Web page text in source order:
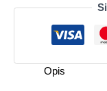
RGB,
240mm,
Opis